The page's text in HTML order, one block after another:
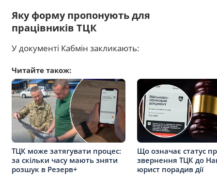
Яку форму пропонують для
працівників ТЦК
У документі Кабмін закликають:
Читайте також:
ТЦК може затягувати процес:
за скільки часу мають зняти
розшук в Резерв+
Що означає статус
звернення ТЦК до
юрист порадив дії